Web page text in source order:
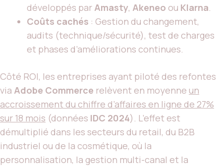
développés par Amasty, Akeneo ou Klarna.
Coûts cachés : Gestion du changement,
audits (technique/sécurité), test de charges
et phases d’améliorations continues.
Côté ROI, les entreprises ayant piloté des refontes
via Adobe Commerce relèvent en moyenne un
accroissement du chiffre d’affaires en ligne de 27%
sur 18 mois (données IDC 2024). L’effet est
démultiplié dans les secteurs du retail, du B2B
industriel ou de la cosmétique, où la
personnalisation, la gestion multi-canal et la